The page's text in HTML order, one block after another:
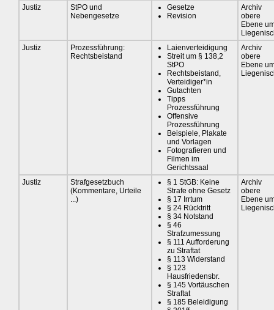
Justiz
StPO und
Nebengesetze
Gesetze
Revision
Archiv
obere
Ebene
Justiz
Prozessführung:
Rechtsbeistand
Laienverteidigung
Streit um § 138,2
StPO
Rechtsbeistand,
Verteidiger*in
Gutachten
Tipps
Prozessführung
Offensive
Prozessführung
Beispiele, Plakate
und Vorlagen
Fotografieren und
Filmen im
Gerichtssaal
Archiv
obere
Ebene
Justiz
Strafgesetzbuch
(Kommentare, Urteile
...)
§ 1 StGB: Keine
Strafe ohne Gesetz
§ 17 Irrtum
§ 24 Rücktritt
§ 34 Notstand
§ 46
Strafzumessung
§ 111 Aufforderung
zu Straftat
§ 113 Widerstand
§ 123
Hausfriedensbr.
§ 145 Vortäuschen
Straftat
§ 185 Beleidigung
Archiv
obere
Ebene